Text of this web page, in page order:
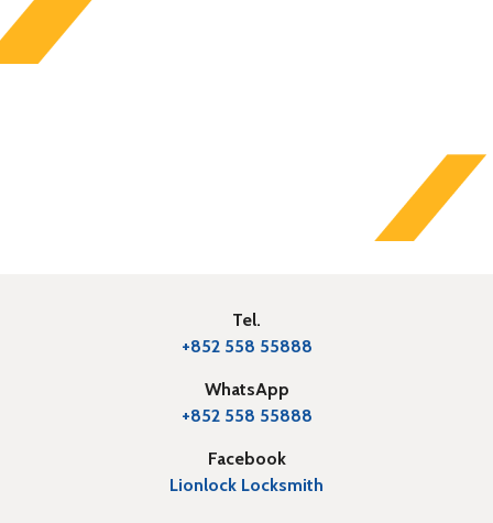
Tel.
+852 558 55888
WhatsApp
+852 558 55888
Facebook
Lionlock Locksmith